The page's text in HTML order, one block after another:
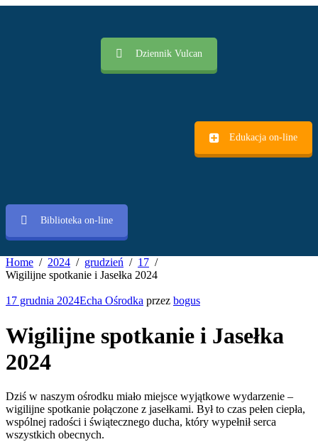
Dziennik Vulcan
Edukacja on-line
Biblioteka on-line
Home 2024 grudzień
17
Wigilijne spotkanie i Jasełka 2024
17 grudnia 2024Echa Ośrodka przez bogus
Wigilijne spotkanie i Jasełka
2024
Dziś w naszym ośrodku miało miejsce wyjątkowe wydarzenie –
wigilijne spotkanie połączone z jasełkami. Był to czas pełen ciepła,
wspólnej radości i świątecznego ducha, który wypełnił serca
wszystkich obecnych.